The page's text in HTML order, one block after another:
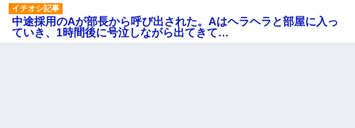
中途採用のAが部長から呼び出された。Aはヘラヘラと部屋に入っ
ていき、1時間後に号泣しながら出てきて…